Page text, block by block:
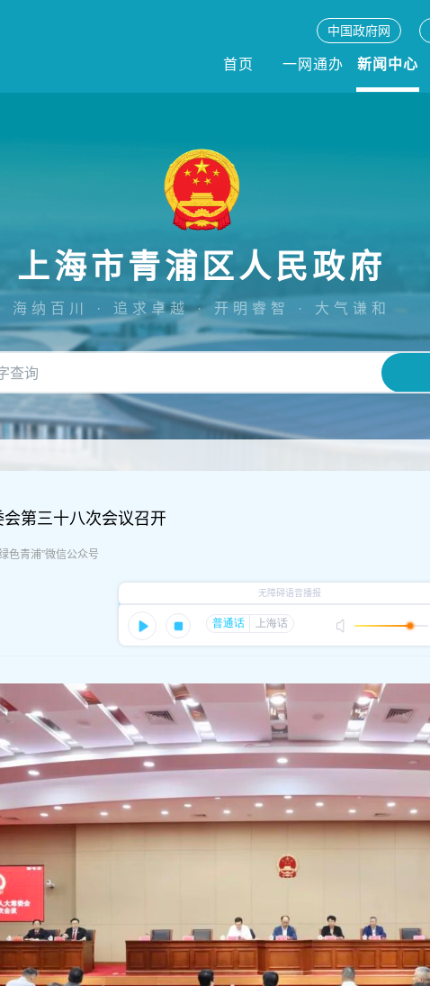
中国政府网
首页 一网通办 新闻中心
上海市青浦区人民政府
海纳百川 · 追求卓越 · 开明睿智 · 大气谦和
第三十八次会议召开
青浦”微信公众号